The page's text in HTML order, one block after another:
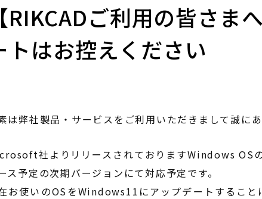
【RIKCADご利用の皆さ
トはお控えください
は弊社製品・サービスをご利用いただきまして誠にあ
社よりリリースされておりますWindows OS
ス予定の次期バージョンにて対応予定です。
お使いのOSをWindows11にアップデートするこ